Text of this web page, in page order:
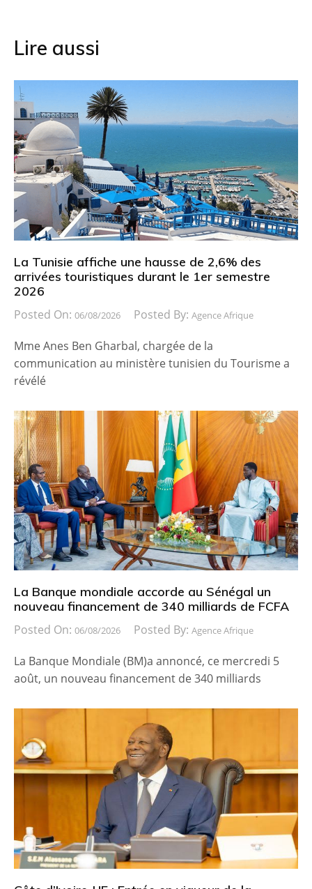
Lire aussi
La Tunisie affiche une hausse de 2,6% des
arrivées touristiques durant le 1er semestre
2026
Posted On: 06/08/2026 Posted By: Agence Afrique
Mme Anes Ben Gharbal, chargée de la
communication au ministère tunisien du Tourisme a
révélé
La Banque mondiale accorde au Sénégal un
nouveau financement de 340 milliards de FCFA
Posted On: 06/08/2026 Posted By: Agence Afrique
La Banque Mondiale (BM)a annoncé, ce mercredi 5
août, un nouveau financement de 340 milliards